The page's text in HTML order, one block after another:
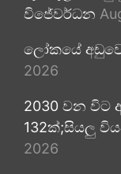
විජේවර්ධන
ලෝකයේ
2026
2030 වන විට
132ක්;සියලු
2026